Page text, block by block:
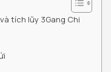
tích lũy 3Gang Chi